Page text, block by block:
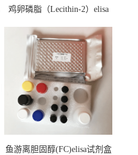
鸡卵磷脂（Lecithin-2）elisa
鱼游离胆固醇(FC)elisa试剂盒